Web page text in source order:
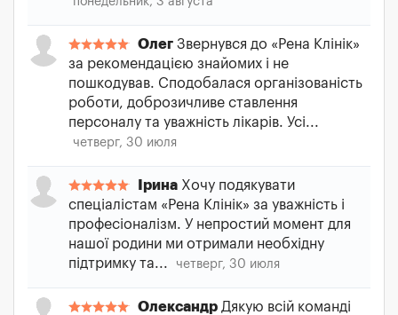
Олег Звернувся до «Рена Клінік»
за рекомендацією знайомих і не
пошкодував. Сподобалася організованість
роботи, доброзичливе ставлення
персоналу та уважність лікарів. Усі...
четверг, 30 июля
Ірина Хочу подякувати
спеціалістам «Рена Клінік» за уважність і
професіоналізм. У непростий момент для
нашої родини ми отримали необхідну
підтримку та...
четверг, 30 июля
Олександр Дякую всій команді